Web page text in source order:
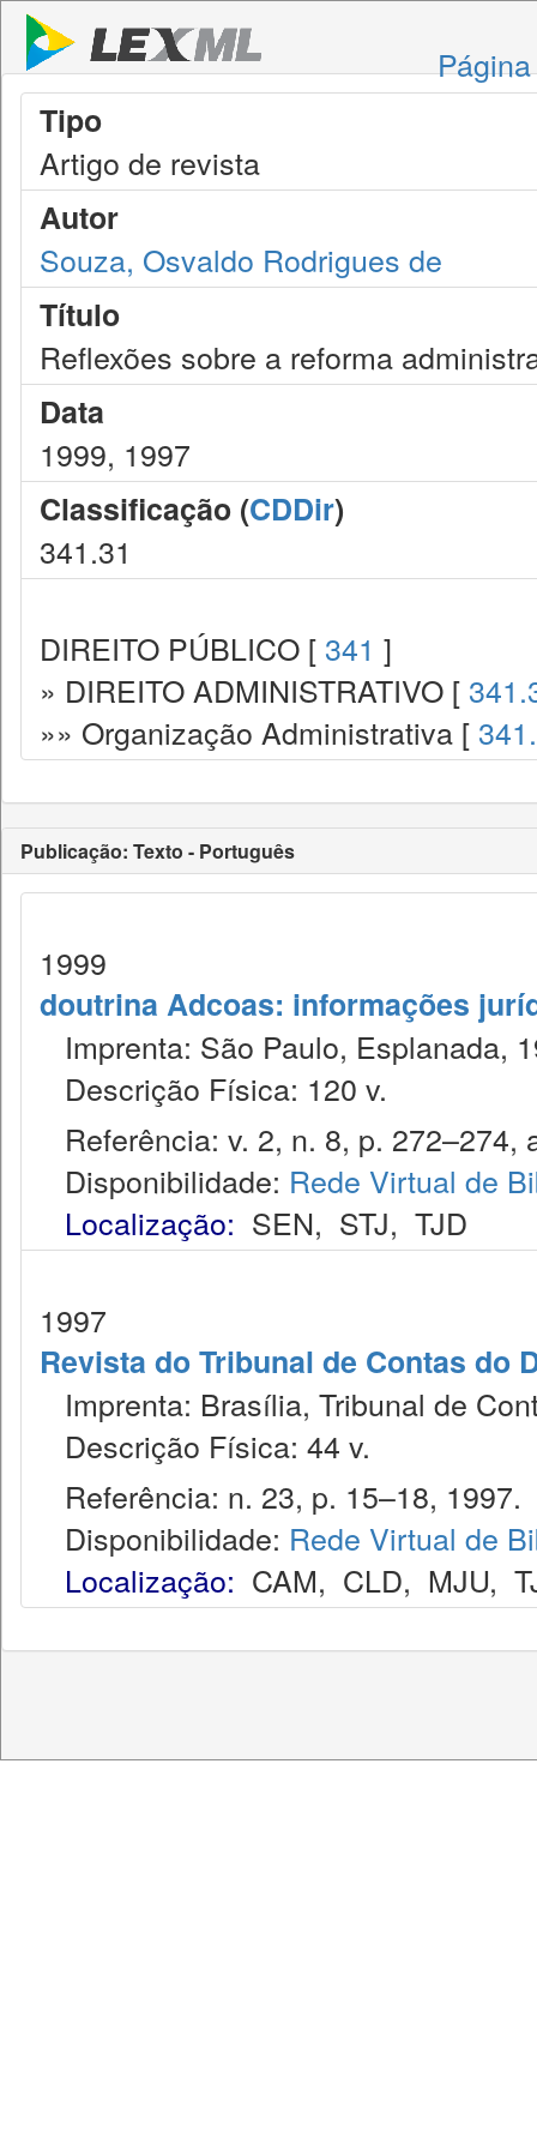
Tipo
Artigo de revista
Autor
Souza, Osvaldo Rodrigues de
Título
Reflexões sobre a reforma
Data
1999, 1997
Classificação (CDDir)
341.31
DIREITO PÚBLICO [ 341 ]
» DIREITO ADMINISTRATIVO [
»» Organização Administrativa [
Publicação: Texto - Português
1999
doutrina Adcoas: informações
Imprenta: São Paulo, Esplanada,
Descrição Física: 120 v.
Referência: v. 2, n. 8, p. 272–274,
Disponibilidade: Rede Virtual de
Localização: SEN, STJ, TJD
1997
Revista do Tribunal de Contas do
Imprenta: Brasília, Tribunal de
Descrição Física: 44 v.
Referência: n. 23, p. 15–18, 1997.
Disponibilidade: Rede Virtual de
Localização: CAM, CLD, MJU,